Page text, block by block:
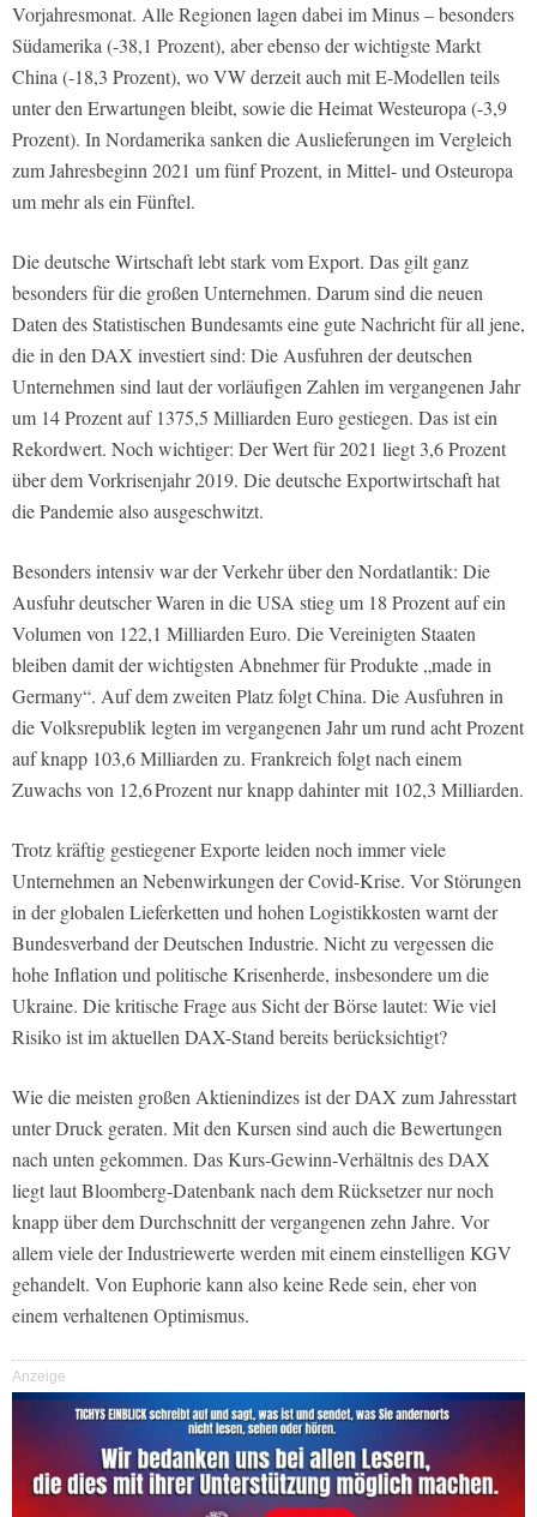
Vorjahresmonat. Alle Regionen lagen dabei im Minus – besonders
Südamerika (-38,1 Prozent), aber ebenso der wichtigste Markt
China (-18,3 Prozent), wo VW derzeit auch mit E-Modellen teils
unter den Erwartungen bleibt, sowie die Heimat Westeuropa (-3,9
Prozent). In Nordamerika sanken die Auslieferungen im Vergleich
zum Jahresbeginn 2021 um fünf Prozent, in Mittel- und Osteuropa
um mehr als ein Fünftel.
Die deutsche Wirtschaft lebt stark vom Export. Das gilt ganz
besonders für die großen Unternehmen. Darum sind die neuen
Daten des Statistischen Bundesamts eine gute Nachricht für all jene,
die in den DAX investiert sind: Die Ausfuhren der deutschen
Unternehmen sind laut der vorläufigen Zahlen im vergangenen Jahr
um 14 Prozent auf 1375,5 Milliarden Euro gestiegen. Das ist ein
Rekordwert. Noch wichtiger: Der Wert für 2021 liegt 3,6 Prozent
über dem Vorkrisenjahr 2019. Die deutsche Exportwirtschaft hat
die Pandemie also ausgeschwitzt.
Besonders intensiv war der Verkehr über den Nordatlantik: Die
Ausfuhr deutscher Waren in die USA stieg um 18 Prozent auf ein
Volumen von 122,1 Milliarden Euro. Die Vereinigten Staaten
bleiben damit der wichtigsten Abnehmer für Produkte „made in
Germany“. Auf dem zweiten Platz folgt China. Die Ausfuhren in
die Volksrepublik legten im vergangenen Jahr um rund acht Prozent
auf knapp 103,6 Milliarden zu. Frankreich folgt nach einem
Zuwachs von 12,6 Prozent nur knapp dahinter mit 102,3 Milliarden.
Trotz kräftig gestiegener Exporte leiden noch immer viele
Unternehmen an Nebenwirkungen der Covid-Krise. Vor Störungen
in der globalen Lieferketten und hohen Logistikkosten warnt der
Bundesverband der Deutschen Industrie. Nicht zu vergessen die
hohe Inflation und politische Krisenherde, insbesondere um die
Ukraine. Die kritische Frage aus Sicht der Börse lautet: Wie viel
Risiko ist im aktuellen DAX-Stand bereits berücksichtigt?
Wie die meisten großen Aktienindizes ist der DAX zum Jahresstart
unter Druck geraten. Mit den Kursen sind auch die Bewertungen
nach unten gekommen. Das Kurs-Gewinn-Verhältnis des DAX
liegt laut Bloomberg-Datenbank nach dem Rücksetzer nur noch
knapp über dem Durchschnitt der vergangenen zehn Jahre. Vor
allem viele der Industriewerte werden mit einem einstelligen KGV
gehandelt. Von Euphorie kann also keine Rede sein, eher von
einem verhaltenen Optimismus.
Anzeige